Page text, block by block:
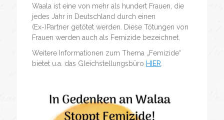
Waala ist eine von mehr als hundert Frauen, die
jedes Jahr in Deutschland durch einen
(Ex-)Partner getötet werden. Diese Tötungen von
Frauen werden auch als Femizide bezeichnet.
Weitere Informationen zum Thema „Femizide“
bietet u.a. das Gleichstellungsbüro HIER